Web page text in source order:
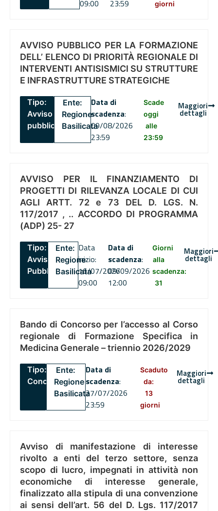
09:00 23:59 giorni
AVVISO PUBBLICO PER LA FORMAZIONE
DELL’ ELENCO DI PRIORITÀ REGIONALE DI
INTERVENTI ANTISISMICI SU STRUTTURE
E INFRASTRUTTURE STRATEGICHE
Tipo:
Avviso
pubblico
Ente:
Regione
Basilicata
Data di
scadenza:
09/08/2026
23:59
Scade
oggi
alle
23:59
Maggiori
dettagli
AVVISO PER IL FINANZIAMENTO DI
PROGETTI DI RILEVANZA LOCALE DI CUI
AGLI ARTT. 72 e 73 DEL D. LGS. N.
117/2017 , .. ACCORDO DI PROGRAMMA
(ADP) 25- 27
Tipo:
Avviso
Pubblico
Ente:
Regione
Basilicata
Data
inizio:
16/07/2026
09:00
Data di
scadenza:
09/09/2026
12:00
Giorni
alla
scadenza:
31
Maggiori
dettagli
Bando di Concorso per l’accesso al Corso
regionale di Formazione Specifica in
Medicina Generale – triennio 2026/2029
Tipo:
Concorsi
Ente:
Regione
Basilicata
Data di
scadenza:
27/07/2026
23:59
Scaduto
da:
13
giorni
Maggiori
dettagli
Avviso di manifestazione di interesse
rivolto a enti del terzo settore, senza
scopo di lucro, impegnati in attività non
economiche di interesse generale,
finalizzato alla stipula di una convenzione
ai sensi dell’art. 56 del D. Lgs. 117/2017